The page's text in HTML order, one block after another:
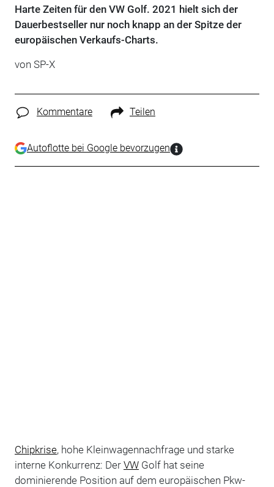
Harte Zeiten für den VW Golf. 2021 hielt sich der
Dauerbestseller nur noch knapp an der Spitze der
europäischen Verkaufs-Charts.
von SP-X
Kommentare Teilen
Autoflotte bei Google bevorzugen
Chipkrise, hohe Kleinwagennachfrage und starke
interne Konkurrenz: Der VWGolf hat seine
dominierende Position auf dem europäischen Pkw-